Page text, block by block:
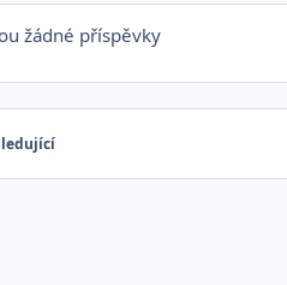
žádné příspěvky